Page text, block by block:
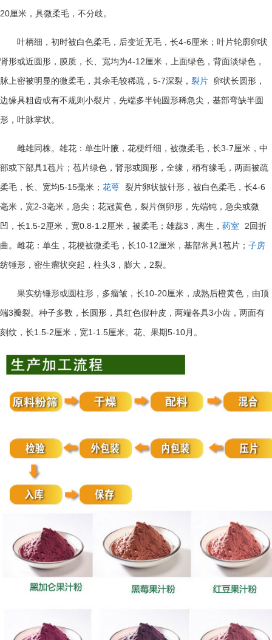
20厘米，具微柔毛，不分歧。
叶柄细，初时被白色柔毛，后变近无毛，长4-6厘米；叶片轮廓卵状
肾形或近圆形，膜质，长、宽均为4-12厘米，上面绿色，背面淡绿色，
脉上密被明显的微柔毛，其余毛较稀疏， 5-7深裂， 裂片 卵状长圆形，
边缘具粗齿或有不规则小裂片，先端多半钝圆形稀急尖，基部弯缺半圆
形，叶脉掌状。
雌雄同株。雄花：单生叶腋，花梗纤细，被微柔毛，长3-7厘米，中
部或下部具1 苞片；苞片绿色，肾形或圆形，全缘，稍有缘毛，两面被疏
柔毛，长、宽均5-15毫米； 花萼 裂片卵状披针形，被白色柔毛，长4-6
毫米，宽2-3毫米，急尖；花冠黄色，裂片倒卵形，先端钝，急尖或微
凹，长1.5-2厘米，宽0.8-1.2厘米，被柔毛；雄蕊3 ，离生， 药室 2 回折
曲。雌花：单生，花梗被微柔毛，长10-12厘米，基部常具1 苞片； 子房
纺锤形，密生瘤状突起，柱头3 ，膨大， 2裂。
果实纺锤形或圆柱形，多瘤皱，长10-20厘米，成熟后橙黄色，由顶
端3瓣裂。种子多数，长圆形，具红色假种皮，两端各具3小齿，两面有
刻纹，长1.5-2厘米，宽1-1.5厘米。花、果期5-10月。